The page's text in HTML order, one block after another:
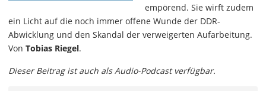
empörend. Sie wirft zudem
ein Licht auf die noch immer offene Wunde der DDR-
Abwicklung und den Skandal der verweigerten Aufarbeitung.
Von Tobias Riegel.
Dieser Beitrag ist auch als Audio-Podcast verfügbar.